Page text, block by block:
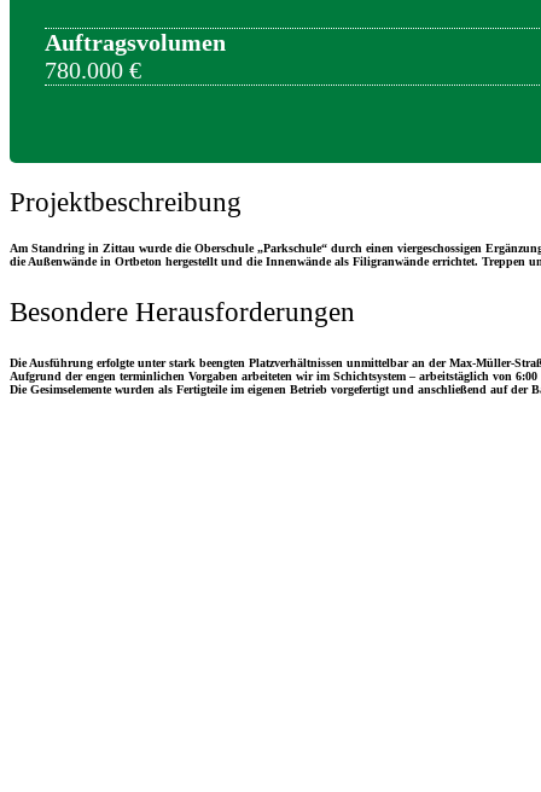
Projektbeschreibung
Am Standring in Zittau wurde die Oberschule „Parkschule“ durch einen viergeschossigen
die Außenwände in Ortbeton hergestellt und die Innenwände als Filigranwände errichtet. Treppen
Besondere Herausforderungen
Die Ausführung erfolgte unter stark beengten Platzverhältnissen unmittelbar an der Max-Müller-
Aufgrund der engen terminlichen Vorgaben arbeiteten wir im Schichtsystem – arbeitstäglich von
Die Gesimselemente wurden als Fertigteile im eigenen Betrieb vorgefertigt und anschließend auf der
Auftragsvolumen
780.000 €